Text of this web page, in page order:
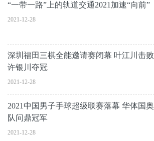
“一带一路”上的轨道交通2021加速“向前”
2021-12-28
深圳福田三棋全能邀请赛闭幕 叶江川击败
许银川夺冠
2021-12-28
2021中国男子手球超级联赛落幕 华体国奥
队问鼎冠军
2021-12-28